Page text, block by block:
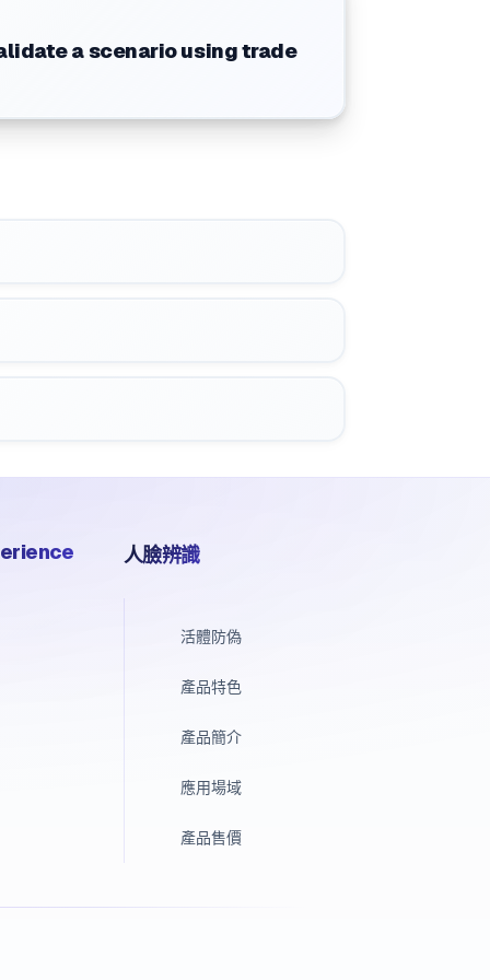
a scenario using trade
人臉辨識
活體防偽
產品特色
產品簡介
應用場域
產品售價